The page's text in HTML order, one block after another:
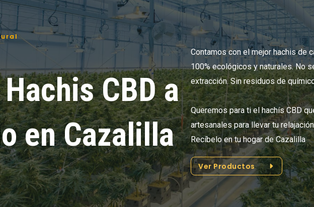
CBD a
en Cazalilla
Contamos con el mejor hachis de
100% ecológicos y naturales. No
extracción. Sin residuos de
Queremos para ti el hachís CBD
artesanales para llevar tu
Recíbelo en tu hogar de Cazalilla
Ver Productos